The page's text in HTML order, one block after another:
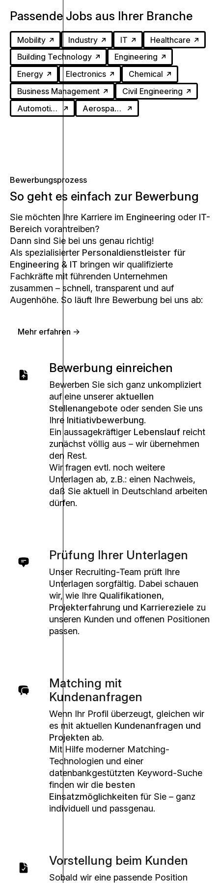
Passende Jobs aus Ihrer Branche
Mobility Industry IT
Healthcare
Building Technology
Engineering
Energy
Electronics
Chemical
Business Management
Civil Engineering
Automotive
Aerospace
Bewerbungsprozess
So geht es einfach zur Bewerbung
Sie möchten Ihre Karriere im Engineering oder IT-
Bereich vorantreiben?
Dann sind Sie bei uns genau richtig!
Als spezialisierter Personaldienstleister für
Engineering & IT bringen wir qualifizierte
Fachkräfte mit führenden Unternehmen
zusammen – schnell, transparent und auf
Augenhöhe. So läuft Ihre Bewerbung bei uns ab:
Mehr erfahren ->
Bewerbung einreichen
Bewerben Sie sich ganz unkompliziert
auf eine unserer aktuellen
Stellenangebote oder senden Sie uns
Ihre Initiativbewerbung.
Ein aussagekräftiger Lebenslauf reicht
zunächst völlig aus – wir übernehmen
den Rest.
Wir fragen evtl. noch weitere
Unterlagen ab, z.B.: einen Nachweis,
daß Sie aktuell in Deutschland arbeiten
dürfen.
Prüfung Ihrer Unterlagen
Unser Recruiting-Team prüft Ihre
Unterlagen sorgfältig. Dabei schauen
wir, wie Ihre Qualifikationen,
Projekterfahrung und Karriereziele zu
unseren Kunden und offenen Positionen
passen.
Matching mit
Kundenanfragen
Wenn Ihr Profil überzeugt, gleichen wir
es mit aktuellen Kundenanfragen und
Projekten ab.
Mit Hilfe moderner Matching-
Technologien und einer
datenbankgestützten Keyword-Suche
finden wir die besten
Einsatzmöglichkeiten für Sie – ganz
individuell und passgenau.
Vorstellung beim Kunden
Sobald wir eine passende Position